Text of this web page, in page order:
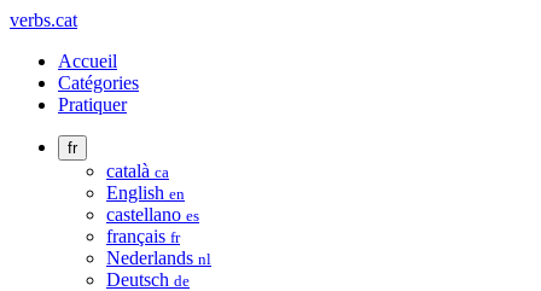
verbs.cat
Accueil
Catégories
Pratiquer
fr
català ca
English en
castellano es
français fr
Nederlands nl
Deutsch de